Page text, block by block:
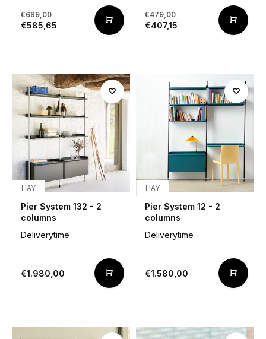
€689,00
€585,65
€479,00
€407,15
HAY
Pier System 132 - 2
columns
Deliverytime
€1.980,00
HAY
Pier System 12 - 2
columns
Deliverytime
€1.580,00